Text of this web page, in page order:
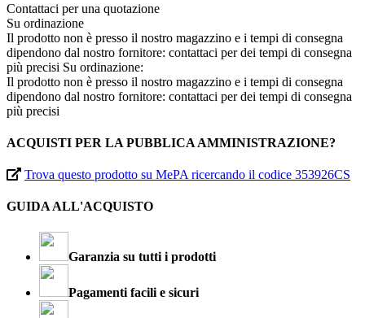
Contattaci per una quotazione
Su ordinazione
Il prodotto non è presso il nostro magazzino e i tempi di consegna
dipendono dal nostro fornitore: contattaci per dei tempi di consegna
più precisi Su ordinazione:
Il prodotto non è presso il nostro magazzino e i tempi di consegna
dipendono dal nostro fornitore: contattaci per dei tempi di consegna
più precisi
ACQUISTI PER LA PUBBLICA AMMINISTRAZIONE?
Trova questo prodotto su MePA ricercando il codice 353926CS
GUIDA ALL'ACQUISTO
Garanzia su tutti i prodotti
Pagamenti facili e sicuri